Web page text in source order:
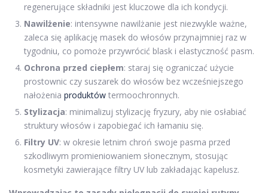
regenerujące składniki jest kluczowe dla ich kondycji.
Nawilżenie: intensywne nawilżanie jest niezwykle ważne,
zaleca się aplikację masek do włosów przynajmniej raz w
tygodniu, co pomoże przywrócić blask i elastyczność pasm.
Ochrona przed ciepłem: staraj się ograniczać użycie
prostownic czy suszarek do włosów bez wcześniejszego
nałożenia produktów termoochronnych.
Stylizacja: minimalizuj stylizację fryzury, aby nie osłabiać
struktury włosów i zapobiegać ich łamaniu się.
Filtry UV: w okresie letnim chroń swoje pasma przed
szkodliwym promieniowaniem słonecznym, stosując
kosmetyki zawierające filtry UV lub zakładając kapelusz.